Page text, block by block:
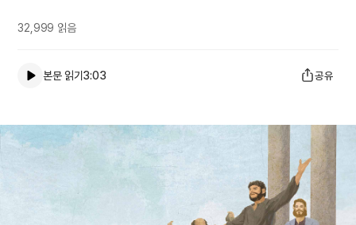
32,999 읽음
본문 읽기3:03 공유